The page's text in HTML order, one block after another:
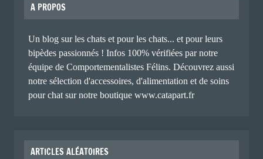
A PROPOS
Un blog sur les chats et pour les chats... et pour leurs
bipèdes passionnés ! Infos 100% vérifiées par notre
équipe de Comportementalistes Félins. Découvrez aussi
notre sélection d'accessoires, d'alimentation et de soins
pour chat sur notre boutique www.catapart.fr
ARTICLES ALÉATOIRES